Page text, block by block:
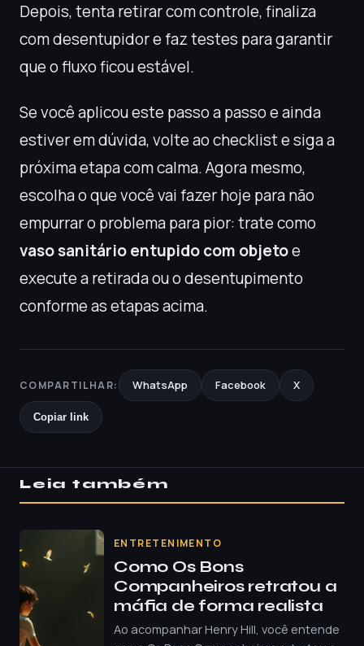
Depois, tenta retirar com controle, finaliza
com desentupidor e faz testes para garantir
que o fluxo ficou estável.
Se você aplicou este passo a passo e ainda
estiver em dúvida, volte ao checklist e siga a
próxima etapa com calma. Agora mesmo,
escolha o que você vai fazer hoje para não
empurrar o problema para pior: trate como
vaso sanitário entupido com objetoe
execute a retirada ou o desentupimento
conforme as etapas acima.
COMPARTILHAR: WhatsApp Facebook X
Copiar link
Leia também
ENTRETENIMENTO
Como Os Bons
Companheiros retratou a
máfia de forma realista
Ao acompanhar Henry Hill, você entende